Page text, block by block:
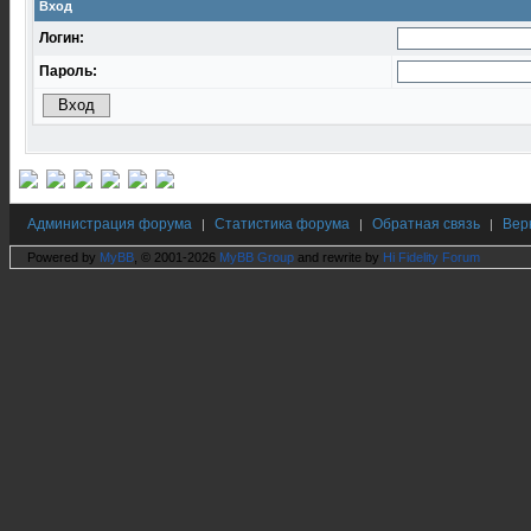
Вход
Логин:
Пароль:
Администрация форума | Статистика форума | Обратная связь |
Powered by MyBB , © 2001-2026 MyBB Group and rewrite by Hi Fidelity Forum